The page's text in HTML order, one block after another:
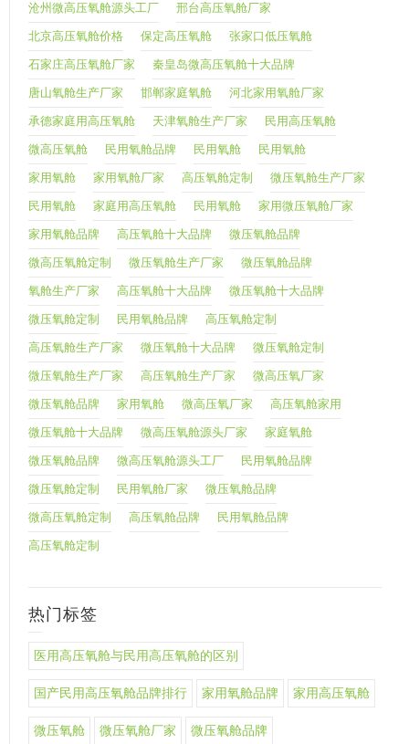
沧州微高压氧舱源头工厂 邢台高压氧舱厂家
北京高压氧舱价格 保定高压氧舱 张家口低压氧舱
石家庄高压氧舱厂家 秦皇岛微高压氧舱十大品牌
唐山氧舱生产厂家 邯郸家庭氧舱 河北家用氧舱厂家
承德家庭用高压氧舱 天津氧舱生产厂家 民用高压氧舱
微高压氧舱 民用氧舱品牌 民用氧舱 民用氧舱
家用氧舱 家用氧舱厂家 高压氧舱定制 微压氧舱生产厂家
民用氧舱 家庭用高压氧舱 民用氧舱 家用微压氧舱厂家
家用氧舱品牌 高压氧舱十大品牌 微压氧舱品牌
微高压氧舱定制 微压氧舱生产厂家 微压氧舱品牌
氧舱生产厂家 高压氧舱十大品牌 微压氧舱十大品牌
微压氧舱定制 民用氧舱品牌 高压氧舱定制
高压氧舱生产厂家 微压氧舱十大品牌 微压氧舱定制
微压氧舱生产厂家 高压氧舱生产厂家 微高压氧厂家
微压氧舱品牌 家用氧舱 微高压氧厂家 高压氧舱家用
微压氧舱十大品牌 微高压氧舱源头厂家 家庭氧舱
微压氧舱品牌 微高压氧舱源头工厂 民用氧舱品牌
微压氧舱定制 民用氧舱厂家 微压氧舱品牌
微高压氧舱定制 高压氧舱品牌 民用氧舱品牌
高压氧舱定制
热门标签
医用高压氧舱与民用高压氧舱的区别
国产民用高压氧舱品牌排行 家用氧舱品牌 家用高压氧舱
微压氧舱 微压氧舱厂家 微压氧舱品牌